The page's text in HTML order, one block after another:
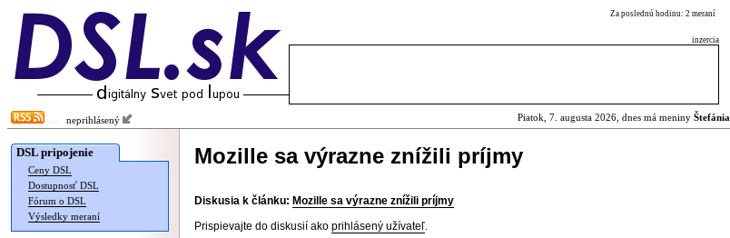
Za poslednú hodinu: 2 meraní
inzercia
neprihlásený Piatok, 7. augusta 2026, dnes má meniny Štefánia
DSL pripojenie
Ceny DSL
Dostupnosť DSL
Fórum o DSL
Výsledky meraní
Mozille sa výrazne znížili príjmy
Diskusia k článku: Mozille sa výrazne znížili príjmy
Prispievajte do diskusií ako prihlásený užívateľ.